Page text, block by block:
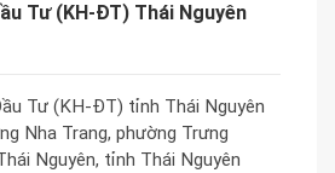
Tư (KH-ĐT) Thái Nguyên
Tư (KH-ĐT) tỉnh Thái Nguyên
Nha Trang, phường Trưng
Nguyên, tỉnh Thái Nguyên